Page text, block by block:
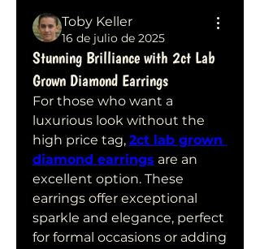
Toby Keller
16 de julio de 2025
Stunning Brilliance with 2ct Lab
Grown Diamond Earrings
For those who want a
luxurious look without the
high price tag, 2ct lab grown
diamond earrings are an
excellent option. These
earrings offer exceptional
sparkle and elegance, perfect
for formal occasions or adding